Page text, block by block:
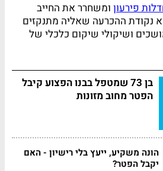
פירעון ומשחרר את החייב
נקודת ההכרעה שאליה מתנקזים
ושיקולי שיקום כלכלי של
בן 73 שמטפל בבנו הפצוע קיבל
הפטר מחוב מזונות
הונה משקיע, ייעץ בלי רישיון - האם
יקבל הפטר?